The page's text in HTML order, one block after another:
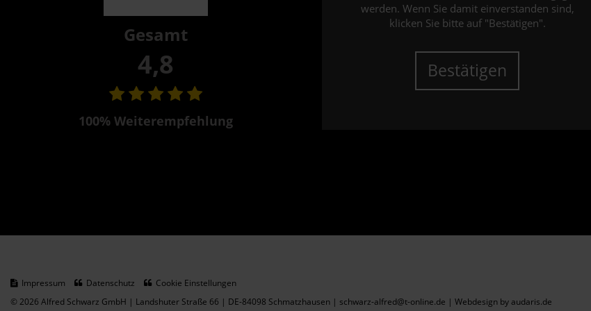
Gesamt
4,8
100% Weiterempfehlung
werden. Wenn Sie damit einverstanden sind,
klicken Sie bitte auf "Bestätigen".
Bestätigen
Impressum Datenschutz
Cookie Einstellungen
© 2026 Alfred Schwarz GmbH | Landshuter Straße 66 | DE-84098 Schmatzhausen | schwarz-alfred@t-online.de | Webdesign by audaris.de